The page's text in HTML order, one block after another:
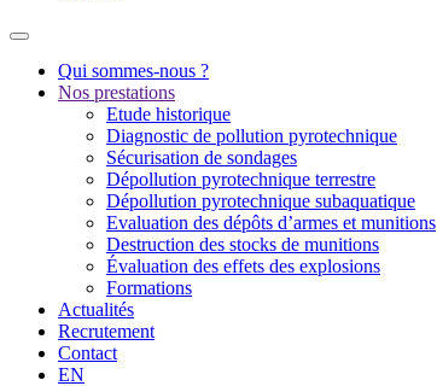
Qui sommes-nous ?
Nos prestations
Etude historique
Diagnostic de pollution pyrotechnique
Sécurisation de sondages
Dépollution pyrotechnique terrestre
Dépollution pyrotechnique subaquatique
Evaluation des dépôts d’armes et munitions
Destruction des stocks de munitions
Évaluation des effets des explosions
Formations
Actualités
Recrutement
Contact
EN